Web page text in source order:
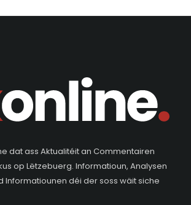
dat ass Aktualitéit an Commentairen
op Lëtzebuerg. Informatioun, Analysen
Informatiounen déi der soss wäit siche